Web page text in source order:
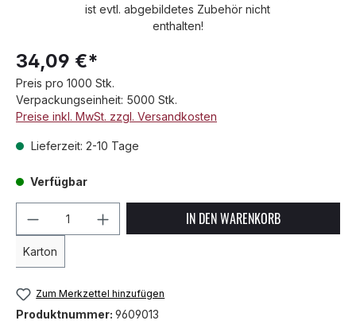
ist evtl. abgebildetes Zubehör nicht
enthalten!
34,09 €*
Preis pro 1000 Stk.
Verpackungseinheit: 5000 Stk.
Preise inkl. MwSt. zzgl. Versandkosten
Lieferzeit: 2-10 Tage
Verfügbar
Produkt Anzahl: Gib den
Karton
IN DEN WARENKORB
Zum Merkzettel hinzufügen
Produktnummer: 9609013